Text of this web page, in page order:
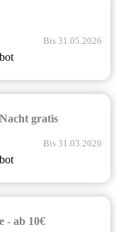
Bis 31.05.2026
gratis
Bis 31.03.2026
- ab 10€